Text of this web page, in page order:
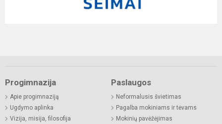
Progimnazija
Apie progimnaziją
Ugdymo aplinka
Vizija, misija, filosofija
Paslaugos
Neformalusis švietimas
Pagalba mokiniams ir tėvams
Mokinių pavėžėjimas